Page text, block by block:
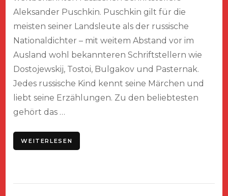
Aleksander Puschkin. Puschkin gilt für die
meisten seiner Landsleute als der russische
Nationaldichter – mit weitem Abstand vor im
Ausland wohl bekannteren Schriftstellern wie
Dostojewskij, Tostoi, Bulgakov und Pasternak.
Jedes russische Kind kennt seine Märchen und
liebt seine Erzählungen. Zu den beliebtesten
gehört das …
WEITERLESEN